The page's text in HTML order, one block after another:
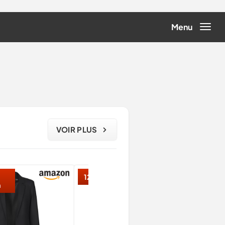
Menu
VOIR PLUS
12% réduction